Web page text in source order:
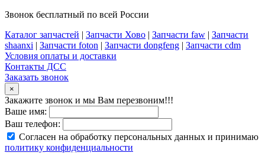
Звонок бесплатный по всей России
Каталог запчастей | Запчасти Хово | Запчасти faw | Запчасти
shaanxi | Запчасти foton | Запчасти dongfeng | Запчасти cdm
Условия оплаты и доставки
Контакты ДСС
Заказать звонок
×
Закажите звонок и мы Вам перезвоним!!!
Ваше имя:
Ваш телефон:
Согласен на обработку персональных данных и принимаю
политику конфиденциальности